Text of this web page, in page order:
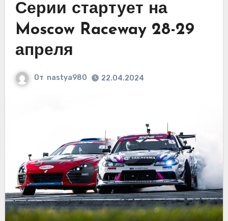
Серии стартует на
Moscow Raceway 28-29
апреля
От nastya980 22.04.2024